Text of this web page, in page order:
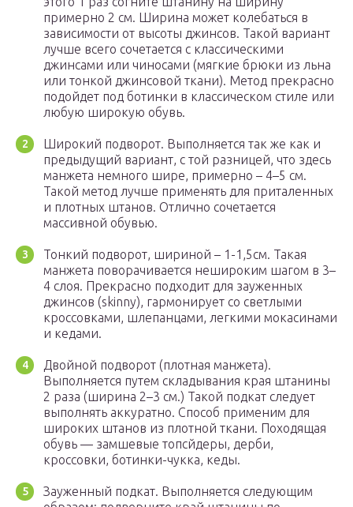
примерно 2 см. Ширина может колебаться в
зависимости от высоты джинсов. Такой вариант
лучше всего сочетается с классическими
джинсами или чиносами (мягкие брюки из льна
или тонкой джинсовой ткани). Метод прекрасно
подойдет под ботинки в классическом стиле или
любую широкую обувь.
Широкий подворот. Выполняется так же как и
предыдущий вариант, с той разницей, что здесь
манжета немного шире, примерно – 4–5 см.
Такой метод лучше применять для приталенных
и плотных штанов. Отлично сочетается
массивной обувью.
Тонкий подворот, шириной – 1-1,5см. Такая
манжета поворачивается нешироким шагом в 3–
4 слоя. Прекрасно подходит для зауженных
джинсов (skinny), гармонирует со светлыми
кроссовками, шлепанцами, легкими мокасинами
и кедами.
Двойной подворот (плотная манжета).
Выполняется путем складывания края штанины
2 раза (ширина 2–3 см.) Такой подкат следует
выполнять аккуратно. Способ применим для
широких штанов из плотной ткани. Походящая
обувь — замшевые топсйдеры, дерби,
кроссовки, ботинки-чукка, кеды.
Зауженный подкат. Выполняется следующим